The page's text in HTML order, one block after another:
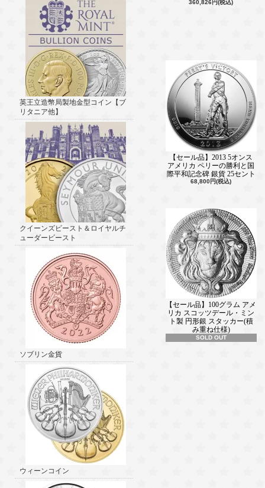
英王立造幣局製地金型コイン【ブ
リタニア他】
クイーンズビースト＆ロイヤルチ
ューダービースト
ソブリン金貨
ウィーンコイン
360,826円(税込)
【セール品】2013 5オンス
アメリカ ペリーの勝利と国
際平和記念碑 銀貨 25セント
68,800円(税込)
【セール品】100グラム アメ
リカ スコッツデール・ミン
ト製 円形銀 スタッカー(積
み重ね仕様)
SOLD OUT